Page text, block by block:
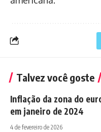
Talvez você goste
Inflação da zona do
em janeiro de 2024
4 de fevereiro de 2026